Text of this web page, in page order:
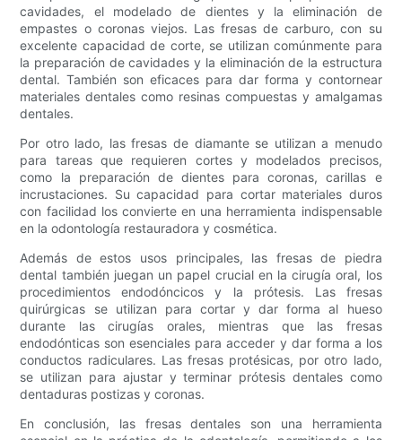
cavidades, el modelado de dientes y la eliminación de
empastes o coronas viejos. Las fresas de carburo, con su
excelente capacidad de corte, se utilizan comúnmente para
la preparación de cavidades y la eliminación de la estructura
dental. También son eficaces para dar forma y contornear
materiales dentales como resinas compuestas y amalgamas
dentales.
Por otro lado, las fresas de diamante se utilizan a menudo
para tareas que requieren cortes y modelados precisos,
como la preparación de dientes para coronas, carillas e
incrustaciones. Su capacidad para cortar materiales duros
con facilidad los convierte en una herramienta indispensable
en la odontología restauradora y cosmética.
Además de estos usos principales, las fresas de piedra
dental también juegan un papel crucial en la cirugía oral, los
procedimientos endodóncicos y la prótesis. Las fresas
quirúrgicas se utilizan para cortar y dar forma al hueso
durante las cirugías orales, mientras que las fresas
endodónticas son esenciales para acceder y dar forma a los
conductos radiculares. Las fresas protésicas, por otro lado,
se utilizan para ajustar y terminar prótesis dentales como
dentaduras postizas y coronas.
En conclusión, las fresas dentales son una herramienta